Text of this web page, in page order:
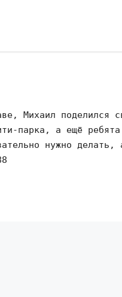
Михаил поделился
парка, а ещё
нужно делать,